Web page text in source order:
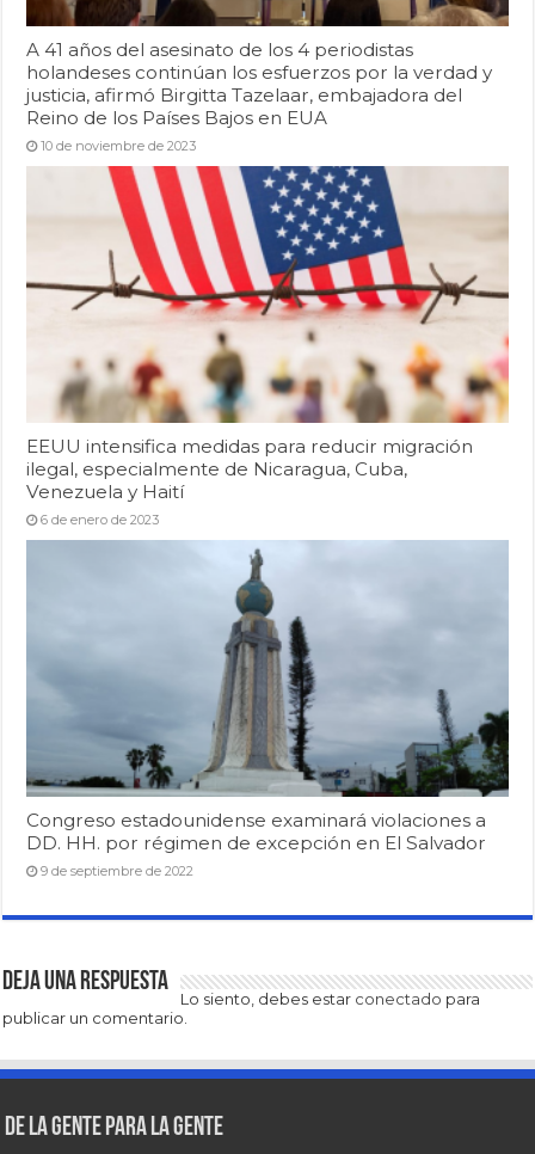
A 41 años del asesinato de los 4 periodistas
holandeses continúan los esfuerzos por la verdad y
justicia, afirmó Birgitta Tazelaar, embajadora del
Reino de los Países Bajos en EUA
10 de noviembre de 2023
EEUU intensifica medidas para reducir migración
ilegal, especialmente de Nicaragua, Cuba,
Venezuela y Haití
6 de enero de 2023
Congreso estadounidense examinará violaciones a
DD. HH. por régimen de excepción en El Salvador
9 de septiembre de 2022
Deja una respuesta
Lo siento, debes estar conectado para
publicar un comentario.
De la gente para la gente